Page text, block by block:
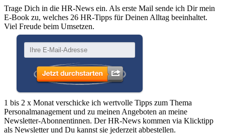
Trage Dich in die HR-News ein. Als erste Mail sende ich Dir mein
E-Book zu, welches 26 HR-Tipps für Deinen Alltag beeinhaltet.
Viel Freude beim Umsetzen.
1 bis 2 x Monat verschicke ich wertvolle Tipps zum Thema
Personalmanagement und zu meinen Angeboten an meine
Newsletter-Abonnentinnen. Der HR-News kommen via Klicktipp
als Newsletter und Du kannst sie jederzeit abbestellen.